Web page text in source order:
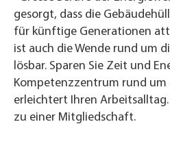
gesorgt, dass die
für künftige Generationen
ist auch die Wende rund um
lösbar. Sparen Sie Zeit und
Kompetenzzentrum rund um
erleichtert Ihren
zu einer Mitgliedschaft.